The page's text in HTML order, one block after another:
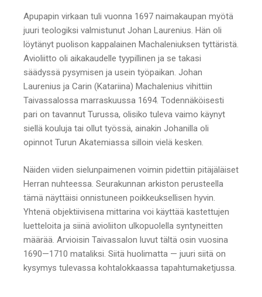
Apupapin virkaan tuli vuonna 1697 naimakaupan myötä
juuri teologiksi valmistunut Johan Laurenius. Hän oli
löytänyt puolison kappalainen Machaleniuksen tyttäristä.
Avioliitto oli aikakaudelle tyypillinen ja se takasi
säädyssä pysymisen ja usein työpaikan. Johan
Laurenius ja Carin (Katariina) Machalenius vihittiin
Taivassalossa marraskuussa 1694. Todennäköisesti
pari on tavannut Turussa, olisiko tuleva vaimo käynyt
siellä kouluja tai ollut työssä, ainakin Johanilla oli
opinnot Turun Akatemiassa silloin vielä kesken.
Näiden viiden sielunpaimenen voimin pidettiin pitäjäläiset
Herran nuhteessa. Seurakunnan arkiston perusteella
tämä näyttäisi onnistuneen poikkeuksellisen hyvin.
Yhtenä objektiivisena mittarina voi käyttää kastettujen
luetteloita ja siinä avioliiton ulkopuolella syntyneitten
määrää. Arvioisin Taivassalon luvut tältä osin vuosina
1690—1710 mataliksi. Siitä huolimatta — juuri siitä on
kysymys tulevassa kohtalokkaassa tapahtumaketjussa.